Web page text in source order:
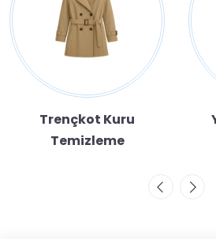
Trençkot Kuru
Temizleme